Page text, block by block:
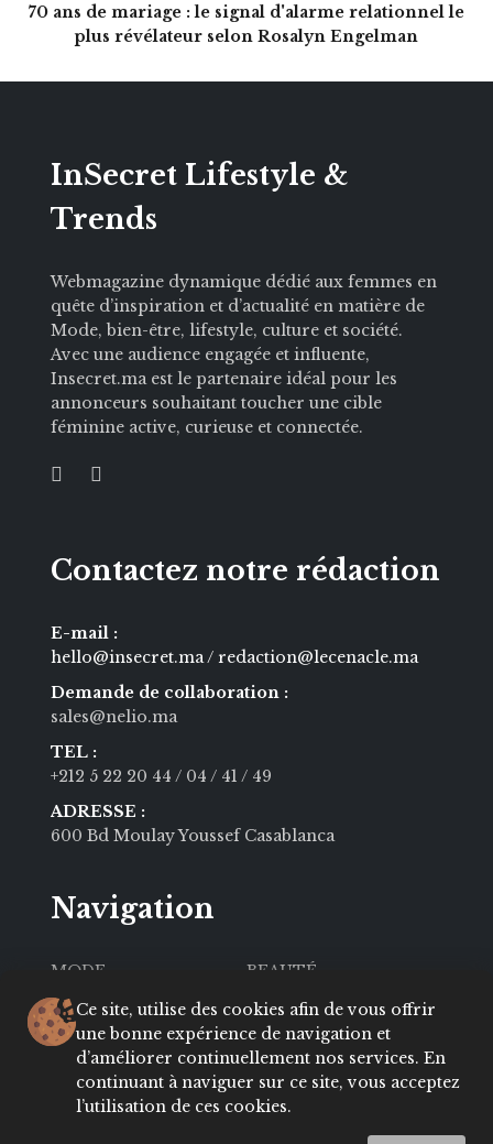
70 ans de mariage : le signal d'alarme relationnel le
plus révélateur selon Rosalyn Engelman
Ce site, utilise des cookies afin de vous offrir
une bonne expérience de navigation et
d’améliorer continuellement nos services. En
continuant à naviguer sur ce site, vous acceptez
l’utilisation de ces cookies.
InSecret Lifestyle &
Trends
Webmagazine dynamique dédié aux femmes en
quête d’inspiration et d’actualité en matière de
Mode, bien-être, lifestyle, culture et société.
Avec une audience engagée et influente,
Insecret.ma est le partenaire idéal pour les
annonceurs souhaitant toucher une cible
féminine active, curieuse et connectée.
Contactez notre rédaction
E-mail :
hello@insecret.ma / redaction@lecenacle.ma
Demande de collaboration :
sales@nelio.ma
TEL :
+212 5 22 20 44 / 04 / 41 / 49
ADRESSE :
600 Bd Moulay Youssef Casablanca
Navigation
MODE
BEAUTÉ
SOCIÉTÉ
CULTURE
VIE PRIVÉE
LIFESTYLE
About
Contact